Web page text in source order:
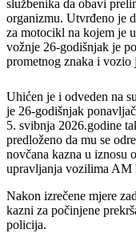
službenika da obavi
organizmu. Utvrđeno je
za motocikl na kojem je
vožnje 26-godišnjak je
prometnog znaka i vozio
Uhićen je i odveden na
je 26-godišnjak
5. svibnja 2026.godine
predloženo da mu se
novčana kazna u iznosu
upravljanja vozilima AM
Nakon izrečene mjere
kazni za počinjene
policija.